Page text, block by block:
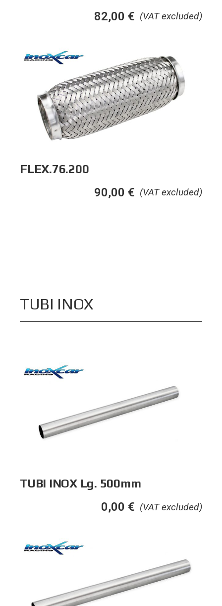
(VAT excluded)
82,00 €
FLEX.76.200
(VAT excluded)
90,00 €
TUBI INOX
TUBI INOX Lg. 500mm
(VAT excluded)
0,00 €